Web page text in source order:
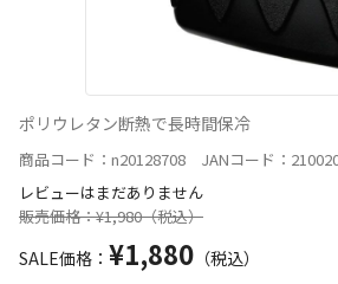
ポリウレタン断熱で長時間保冷
商品コード：n20128708 JANコード：
レビューはまだありません
販売価格：¥1,980（税込）
SALE価格： ¥1,880 （税込）